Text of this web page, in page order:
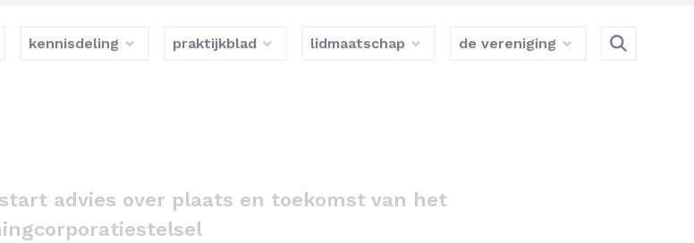
kennisdeling praktijkblad lidmaatschap de vereniging
advies over plaats en toekomst van het